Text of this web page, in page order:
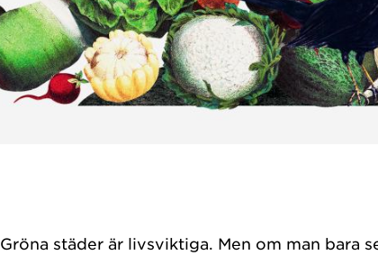
Gröna städer är livsviktiga. Men om man bara